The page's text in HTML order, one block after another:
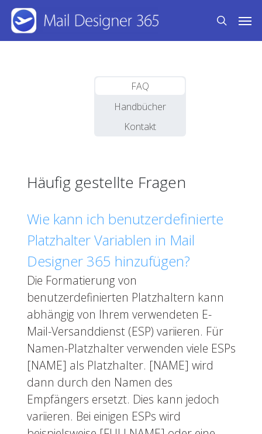
Skip
main
search
FAQ
Handbücher
Kontakt
Häufig gestellte Fragen
Wie kann ich benutzerdefinierte
Platzhalter Variablen in Mail
Designer 365 hinzufügen?
Die Formatierung von
benutzerdefinierten Platzhaltern kann
abhängig von Ihrem verwendeten E-
Mail-Versanddienst (ESP) variieren. Für
Namen-Platzhalter verwenden viele ESPs
[NAME] als Platzhalter. [NAME] wird
dann durch den Namen des
Empfängers ersetzt. Dies kann jedoch
variieren. Bei einigen ESPs wird